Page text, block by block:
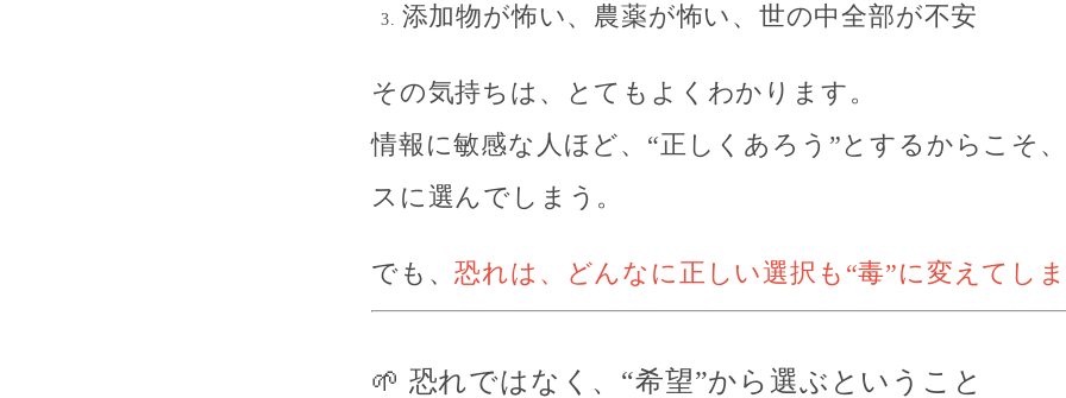
添加物が怖い、農薬が怖い、世の中全部が不安
その気持ちは、とてもよくわかります。
情報に敏感な人ほど、 “正しくあろう”とするからこそ
スに選んでしまう。
でも、恐れは、どんなに正しい選択も“毒”に変えてし
🌱 恐れではなく、“希望”から選ぶということ